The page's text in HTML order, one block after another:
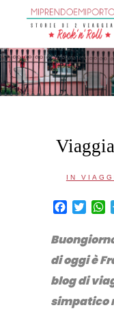
IN
di oggi è
blog di
simpatico